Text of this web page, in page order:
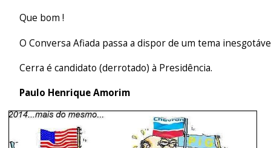
Que bom !
O Conversa Afiada passa a dispor de um tema
Cerra é candidato (derrotado) à Presidência.
Paulo Henrique Amorim